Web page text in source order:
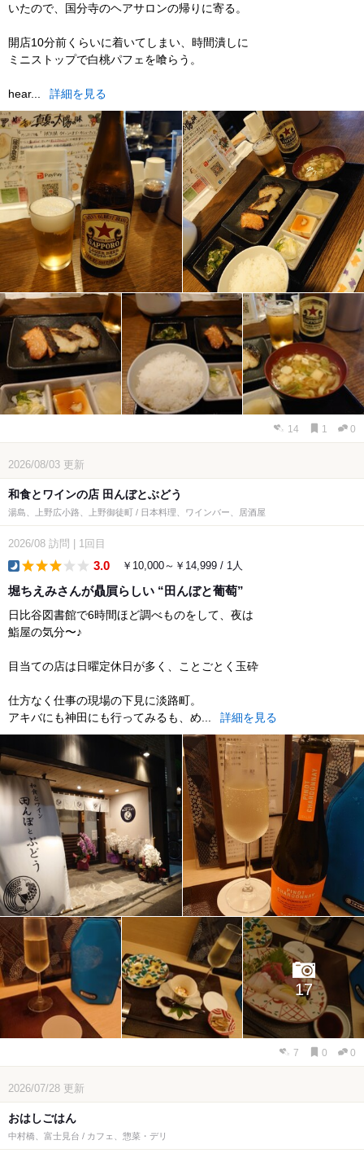
いたので、国分寺のヘアサロンの帰りに寄る。
開店10分前くらいに着いてしまい、時間潰しに
ミニストップで白桃パフェを喰らう。
hear... 詳細を見る
14 1 0
2026/08/03 更新
和食とワインの店 田んぼとぶどう
湯島、上野広小路、上野御徒町 / 日本料理、ワインバー、居酒屋
2026/08 訪問 1回目
3.0 ￥10,000～￥14,999 / 1人
堀ちえみさんが贔屓らしい “田んぼと葡萄”
日比谷図書館で6時間ほど調べものをして、夜は
鮨屋の気分〜♪
目当ての店は日曜定休日が多く、ことごとく玉砕
仕方なく仕事の現場の下見に淡路町。
アキバにも神田にも行ってみるも、め...
詳細を見る
17
7 0 0
2026/07/28 更新
おはしごはん
中村橋、富士見台 / カフェ、惣菜・デリ